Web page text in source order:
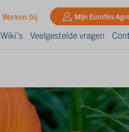
Werken bij Mijn Eurofins Agro
Wiki's Veelgestelde vragen